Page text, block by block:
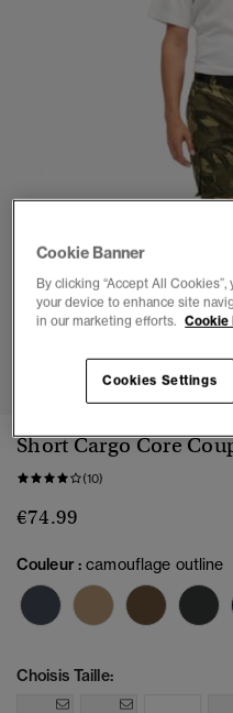
1 2 3
Short Cargo Core
(10)
€74.99
Couleur :camouflage outline
Choisis Taille:
Cookie Banner
By clicking “Accept All
your device to enhance site
in our marketing efforts. Cookie
Cookies Settings